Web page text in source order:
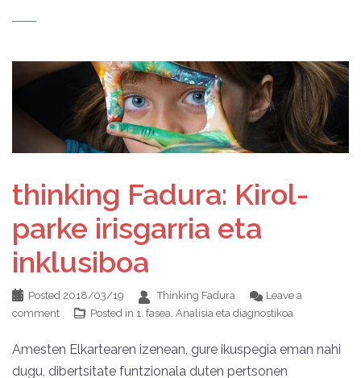
thinking Fadura: Kirol-
parke irisgarria eta
inklusiboa
Posted 2018/03/19 Thinking Fadura
Leave a
comment
Posted in 1. fasea. Analisia eta diagnostikoa
Amesten Elkartearen izenean, gure ikuspegia eman nahi
dugu, dibertsitate funtzionala duten pertsonen